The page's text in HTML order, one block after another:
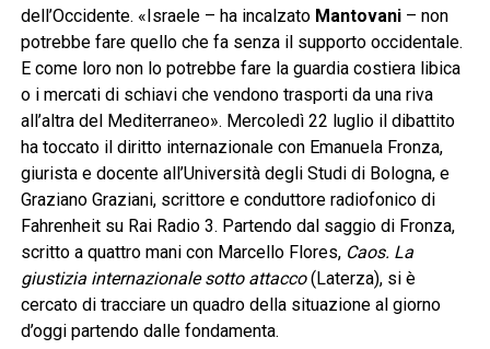
dell’Occidente. «Israele – ha incalzato Mantovani– non
potrebbe fare quello che fa senza il supporto occidentale.
E come loro non lo potrebbe fare la guardia costiera libica
o i mercati di schiavi che vendono trasporti da una riva
all’altra del Mediterraneo». Mercoledì 22 luglio il dibattito
ha toccato il diritto internazionale con Emanuela Fronza,
giurista e docente all’Università degli Studi di Bologna, e
Graziano Graziani, scrittore e conduttore radiofonico di
Fahrenheit su Rai Radio 3. Partendo dal saggio di Fronza,
scritto a quattro mani con Marcello Flores, Caos. La
giustizia internazionale sotto attacco(Laterza), si è
cercato di tracciare un quadro della situazione al giorno
d’oggi partendo dalle fondamenta.